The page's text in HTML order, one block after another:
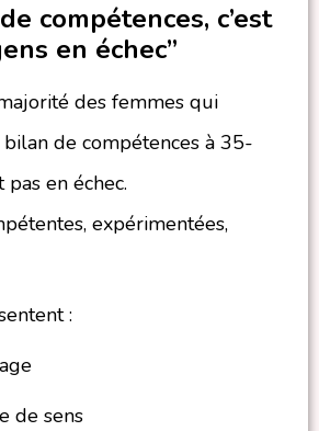
compétences, c’est
en échec”
des femmes qui
de compétences à 35-
en échec.
expérimentées,
:
de sens